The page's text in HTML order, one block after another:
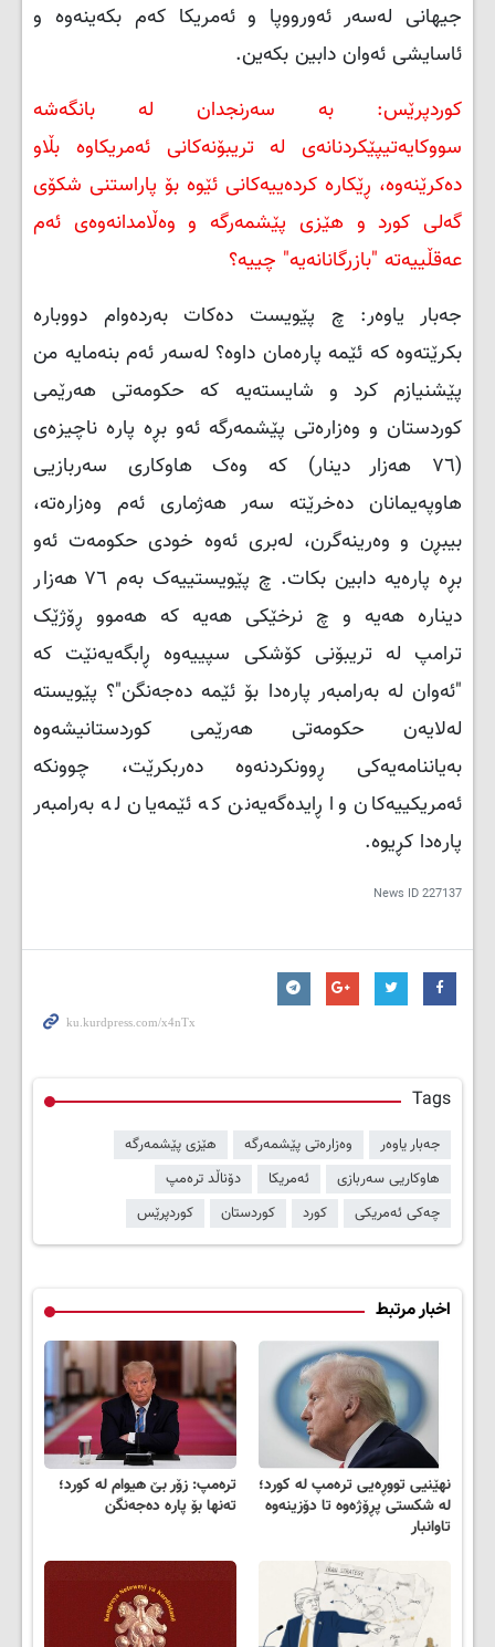
جیهانی لەسەر ئەورووپا و ئەمریکا کەم بکەینەوە و
ئاسایشی ئەوان دابین بکەین.
کوردپرێس: بە سەرنجدان لە بانگەشە
سووکایەتیپێکردنانەی لە تریبۆنەکانی ئەمریکاوە بڵاو
دەکرێنەوە، ڕێکارە کردەییەکانی ئێوە بۆ پاراستنی شکۆی
گەلی کورد و هێزی پێشمەرگە و وەڵامدانەوەی ئەم
عەقڵییەتە "بازرگانانەیە" چییە؟
جەبار یاوەر: چ پێویست دەکات بەردەوام دووبارە
بکرێتەوە کە ئێمە پارەمان داوە؟ لەسەر ئەم بنەمایە من
پێشنیازم کرد و شایستەیە کە حکومەتی هەرێمی
کوردستان و وەزارەتی پێشمەرگە ئەو بڕە پارە ناچیزەی
(٧٦ هەزار دینار) کە وەک هاوکاری سەربازیی
هاوپەیمانان دەخرێتە سەر هەژماری ئەم وەزارەتە،
بیبڕن و وەرینەگرن، لەبری ئەوە خودی حکومەت ئەو
بڕە پارەیە دابین بکات. چ پێویستییەک بەم ٧٦ هەزار
دینارە هەیە و چ نرخێکی هەیە کە هەموو ڕۆژێک
ترامپ لە تریبۆنی کۆشکی سپییەوە ڕابگەیەنێت کە
"ئەوان لە بەرامبەر پارەدا بۆ ئێمە دەجەنگن"؟ پێویستە
لەلایەن حکومەتی هەرێمی کوردستانیشەوە
بەیاننامەیەکی ڕوونکردنەوە دەربکرێت، چوونکە
ئەمریکییەکان وا ڕایدەگەیەنن کە ئێمەیان لە بەرامبەر
پارەدا کڕیوە.
News ID227137
Tags
جەبار یاوەر وەزارەتی پێشمەرگە
هێزی پێشمەرگە
هاوکاریی سەربازی
ئەمریکا
دۆناڵد ترەمپ
چەکی ئەمریکی
کورد کوردستان کوردپرێس
اخبار مرتبط
نهێنیی تووڕەیی ترەمپ لە کورد؛
لە شکستی پڕۆژەوە تا دۆزینەوە
تاوانبار
تره‌مپ: زۆر بێ هیوام له‌ كورد؛
تەنها بۆ پارە دەجەنگن